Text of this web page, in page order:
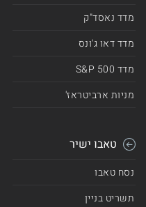
מדד נאסד"ק
מדד דאו ג'ונס
מדד 500 S&P
מניות ארביטראז'
טאבו ישיר
נסח טאבו
תשריט בניין